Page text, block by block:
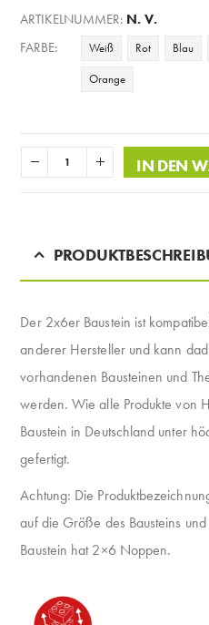
ARTIKELNUMMER: N. V.
FARBE
Weiß Rot Blau
Orange
IN DEN
Der 2x6er Baustein ist
anderer Hersteller und kann
vorhandenen Bausteinen und
werden. Wie alle Produkte von
Baustein in Deutschland unter
gefertigt.
Achtung: Die
auf die Größe des Bausteins
Baustein hat 2×6 Noppen.